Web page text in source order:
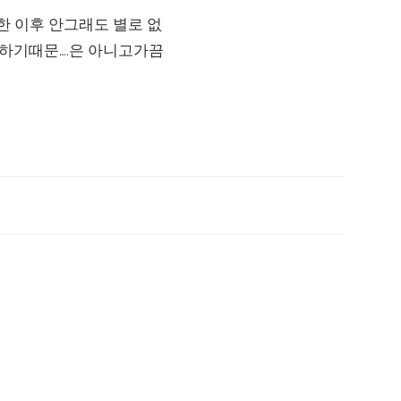
이후 안그래도 별로 없
기때문….은 아니고가끔